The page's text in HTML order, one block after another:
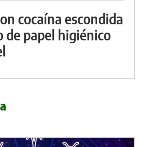
cocaína escondida
de papel higiénico